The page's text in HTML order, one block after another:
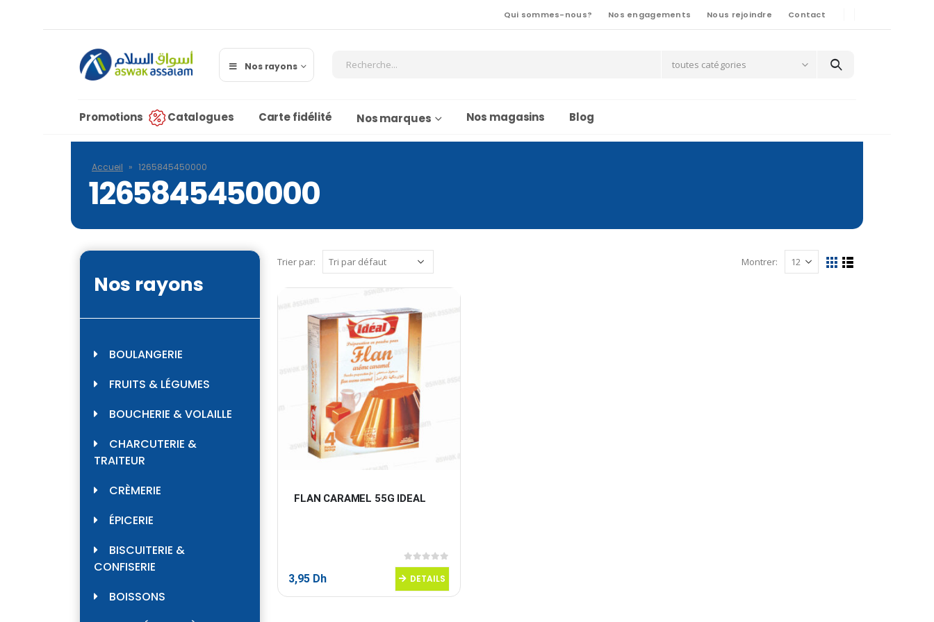
Qui sommes-nous? Nos engagements Nous rejoindre Contact
Nos rayons toutes catégories
Promotions Catalogues Carte fidélité Nos marques Nos magasins Blog
Accueil » 1265845450000
1265845450000
Trier par: Montrer:
FLAN CARAMEL 55G IDEAL
0sur 5
3,95 Dh DETAILS
Nos rayons
BOULANGERIE
FRUITS & LÉGUMES
BOUCHERIE & VOLAILLE
CHARCUTERIE &
TRAITEUR
CRÈMERIE
ÉPICERIE
BISCUITERIE &
CONFISERIE
BOISSONS